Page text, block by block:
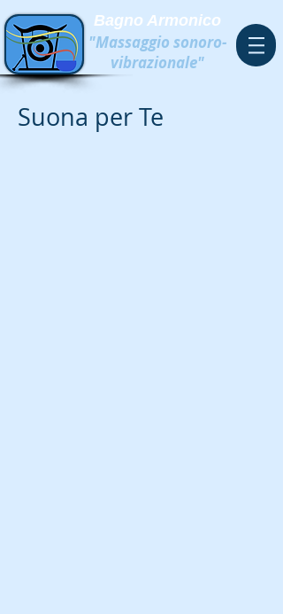
Bagno Armonico
"Massaggio sonoro-
vibrazionale"
Suona per Te